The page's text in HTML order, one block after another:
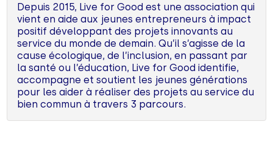
Depuis 2015, Live for Good est une association qui
vient en aide aux jeunes entrepreneurs à impact
positif développant des projets innovants au
service du monde de demain. Qu’il s’agisse de la
cause écologique, de l’inclusion, en passant par
la santé ou l’éducation, Live for Good identifie,
accompagne et soutient les jeunes générations
pour les aider à réaliser des projets au service du
bien commun à travers 3 parcours.